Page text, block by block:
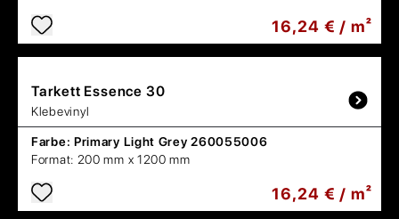
16,24 € / m²
Tarkett Essence 30
Klebevinyl
Farbe: Primary Light Grey 260055006
Format: 200 mm x 1200 mm
16,24 € / m²